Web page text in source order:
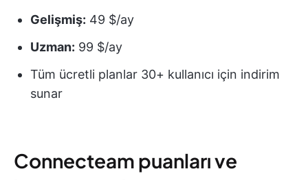
Gelişmiş: 49 $/ay
Uzman: 99 $/ay
Tüm ücretli planlar 30+ kullanıcı için indirim
sunar
Connecteam puanları ve